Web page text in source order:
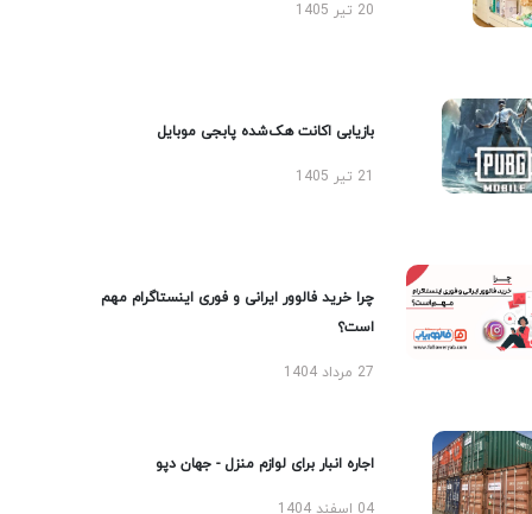
20 تیر 1405
بازیابی اکانت هک‌شده پابجی موبایل
چرا خرید فالوور ایرانی و فوری اینستاگرام مهم
است؟
27 مرداد 1404
اجاره انبار برای لوازم منزل - جهان دپو
04 اسفند 1404